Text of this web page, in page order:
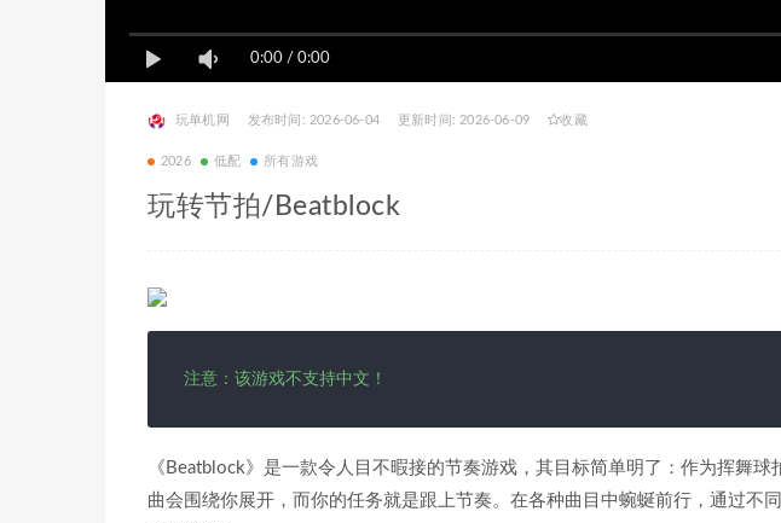
0:00 / 0:00
玩单机网 发布时间: 2026-06-04 更新时间: 2026-06-09 收藏
2026 低配 所有游戏
玩转节拍/Beatblock
注意：该游戏不支持中文！
《Beatblock》是一款令人目不暇接的节奏游戏，其目标简单明了：作为挥舞
曲会围绕你展开，而你的任务就是跟上节奏。在各种曲目中蜿蜒前行，通过不